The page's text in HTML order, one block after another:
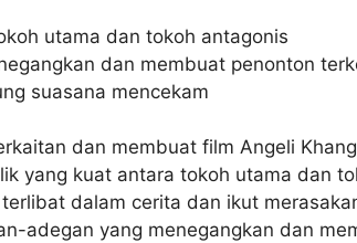
utama dan tokoh antagonis
dan membuat penonton
suasana mencekam
dan membuat film Angeli
yang kuat antara tokoh utama dan
dalam cerita dan ikut
adegan yang menegangkan dan